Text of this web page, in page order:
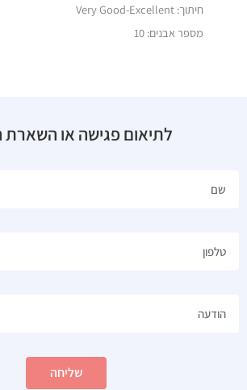
חיתוך: Very Good-Excellent
מספר אבנים: 10
לתיאום פגישה או השארת
שליחה